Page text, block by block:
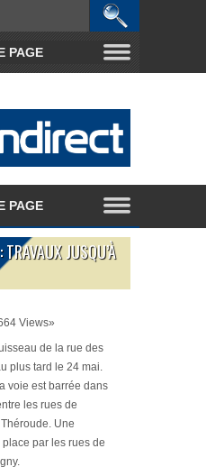
JUSQU’À
Views»
de la rue des
plus tard le 24 mai.
voie est barrée dans
les rues de
Une
par les rues de